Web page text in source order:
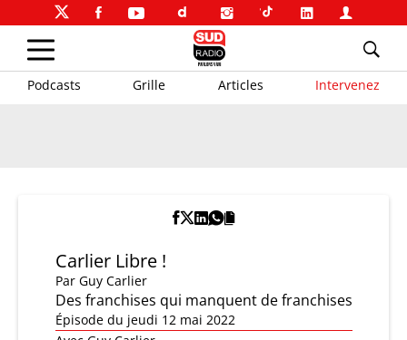
Podcasts Grille Articles Intervenez
Carlier Libre !
Par Guy Carlier
Des franchises qui manquent de franchises
Épisode du jeudi 12 mai 2022